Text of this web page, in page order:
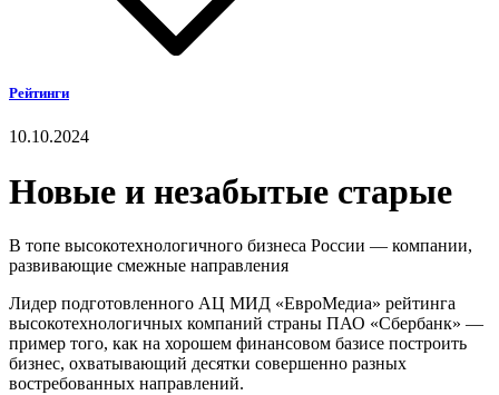
Рейтинги
10.10.2024
Новые и незабытые старые
В топе высокотехнологичного бизнеса России — компании,
развивающие смежные направления
Лидер подготовленного АЦ МИД «ЕвроМедиа» рейтинга
высокотехнологичных компаний страны ПАО «Сбербанк» —
пример того, как на хорошем финансовом базисе построить
бизнес, охватывающий десятки совершенно разных
востребованных направлений.